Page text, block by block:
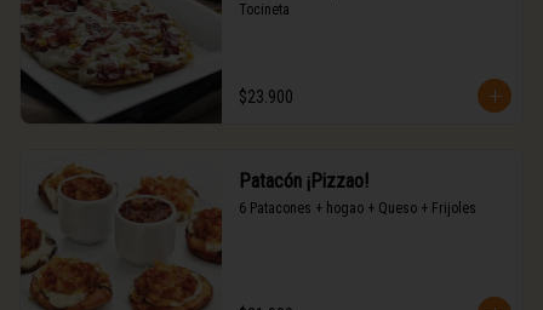
Tocineta
$23.900
Patacón ¡Pizzao!
6 Patacones + hogao + Queso + Frijoles